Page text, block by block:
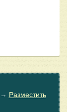
→ Разместить